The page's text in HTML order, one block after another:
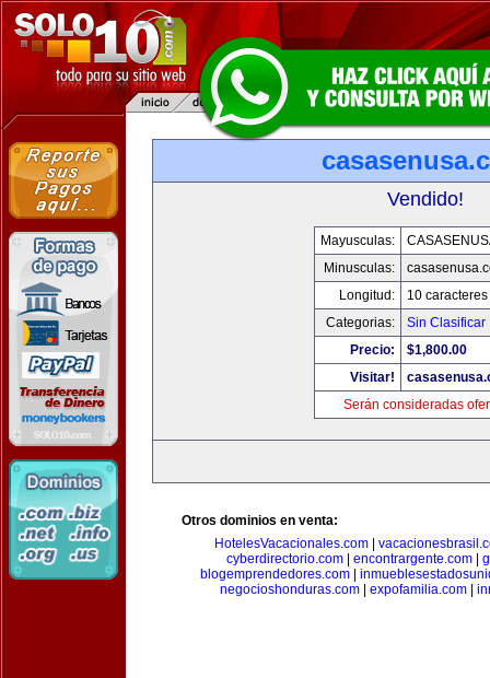
Vendido!
Mayusculas:
Minusculas:
Longitud:
10 caracteres
Categorias:
Sin Clasificar
Precio:
$1,800.00
Visitar!
Serán consideradas
Otros dominios en venta:
HotelesVacacionales.com|
cyberdirectorio.com| encontrargente.com|
blogemprendedores.com
negocioshonduras.com| expofamilia.com|